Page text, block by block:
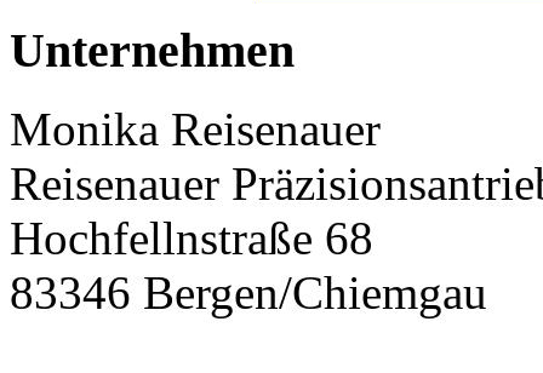
Unternehmen
Monika Reisenauer
Reisenauer
Hochfellnstraße 68
83346 Bergen/Chiemgau